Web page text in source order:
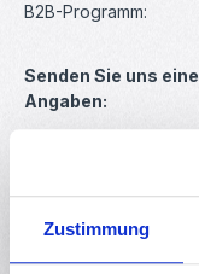
Zustimmung
B2B-Programm:
Senden Sie uns
Angaben:
Sie am B2B-